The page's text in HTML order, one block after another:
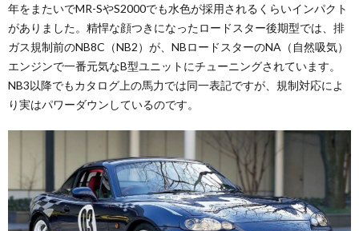
年をまたいでMR-SやS2000でも水色が採用されるくらいインパクト
がありました。精悍な顔つきになったロードスター後期型では、排
ガス規制前のNB8C（NB2）が、NBロードスターのNA（自然吸気）
エンジンで一番元気なB型ユニットにチューニングされています。
NB3以降でもカタログ上の馬力では同一表記ですが、規制対応によ
り実はパワーダウンしているのです。